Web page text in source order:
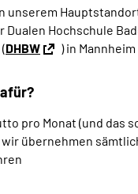
unserem
Dualen Hochschule
DHBW ) in Mannheim
pro Monat (und das
übernehmen